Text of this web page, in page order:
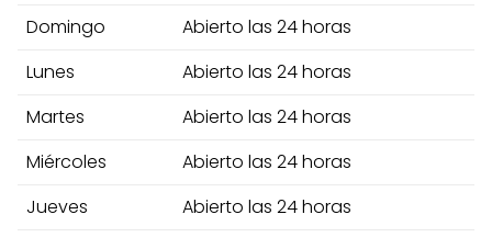
Domingo
Abierto las 24 horas
Lunes
Abierto las 24 horas
Martes
Abierto las 24 horas
Miércoles
Abierto las 24 horas
Jueves
Abierto las 24 horas